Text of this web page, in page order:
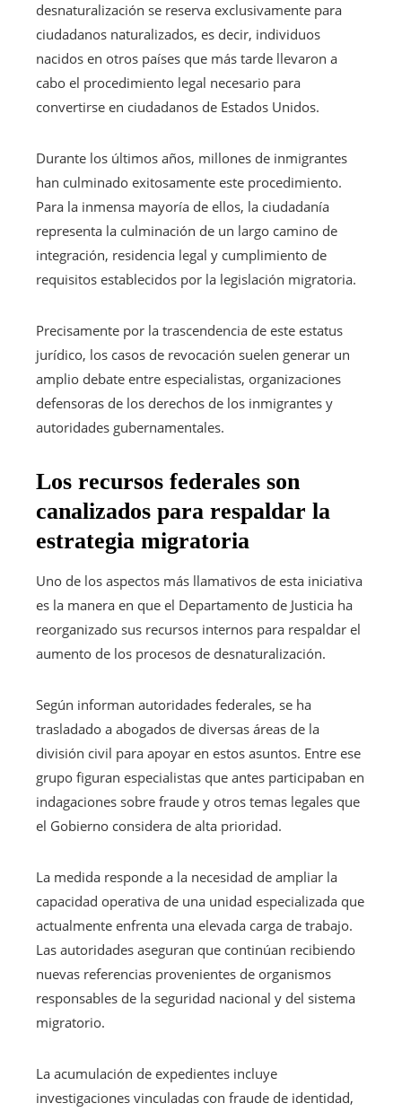
desnaturalización se reserva exclusivamente para
ciudadanos naturalizados, es decir, individuos
nacidos en otros países que más tarde llevaron a
cabo el procedimiento legal necesario para
convertirse en ciudadanos de Estados Unidos.
Durante los últimos años, millones de inmigrantes
han culminado exitosamente este procedimiento.
Para la inmensa mayoría de ellos, la ciudadanía
representa la culminación de un largo camino de
integración, residencia legal y cumplimiento de
requisitos establecidos por la legislación migratoria.
Precisamente por la trascendencia de este estatus
jurídico, los casos de revocación suelen generar un
amplio debate entre especialistas, organizaciones
defensoras de los derechos de los inmigrantes y
autoridades gubernamentales.
Los recursos federales son
canalizados para respaldar la
estrategia migratoria
Uno de los aspectos más llamativos de esta iniciativa
es la manera en que el Departamento de Justicia ha
reorganizado sus recursos internos para respaldar el
aumento de los procesos de desnaturalización.
Según informan autoridades federales, se ha
trasladado a abogados de diversas áreas de la
división civil para apoyar en estos asuntos. Entre ese
grupo figuran especialistas que antes participaban en
indagaciones sobre fraude y otros temas legales que
el Gobierno considera de alta prioridad.
La medida responde a la necesidad de ampliar la
capacidad operativa de una unidad especializada que
actualmente enfrenta una elevada carga de trabajo.
Las autoridades aseguran que continúan recibiendo
nuevas referencias provenientes de organismos
responsables de la seguridad nacional y del sistema
migratorio.
La acumulación de expedientes incluye
investigaciones vinculadas con fraude de identidad,